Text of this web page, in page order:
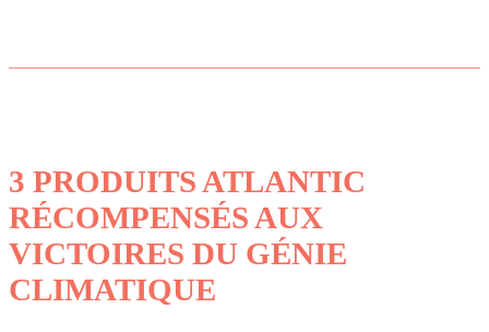
3 PRODUITS ATLANTIC
RÉCOMPENSÉS AUX
VICTOIRES DU GÉNIE
CLIMATIQUE